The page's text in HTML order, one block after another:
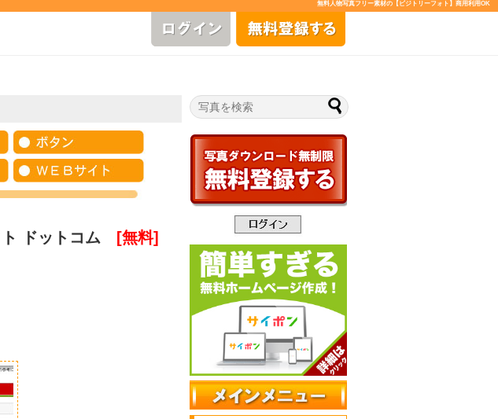
無料人物写真フリー素材の【ビジトリーフォト】商用利用OK
ト ドットコム [無料]